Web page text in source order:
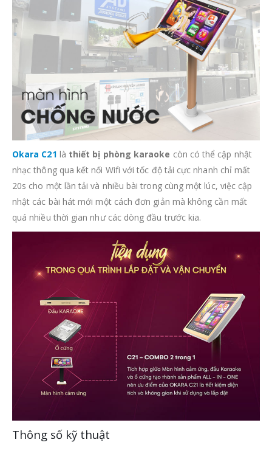
Okara C21 là thiết bị phòng karaoke còn có thể cập nhật
nhạc thông qua kết nối Wifi với tốc độ tải cực nhanh chỉ mất
20s cho một lần tải và nhiều bài trong cùng một lúc, việc cập
nhật các bài hát mới một cách đơn giản mà không cần mất
quá nhiều thời gian như các dòng đầu trước kia.
Thông số kỹ thuật